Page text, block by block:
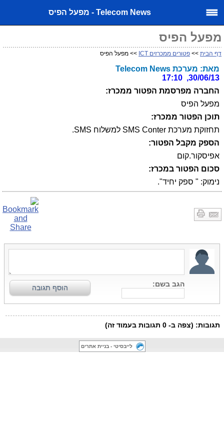
Telecom News - מפעל הפיס
מפעל הפיס
דף הבית >> פטורים ממכרזים ICT >> מפעל הפיס
מאת: מערכת Telecom News
30/06/13, 17:10
החברה מפרסמת הפטור ממכרז:
מפעל הפיס
תוכן הפטור ממכרז:
תחזוקת מערכת SMS Conter למשלוח SMS.
הספק מקבל הפטור:
אפיסקור.קום
סכום הפטור במכרז:
נימוק: " ספק יחיד".
לייבסיטי - בניית אתרים